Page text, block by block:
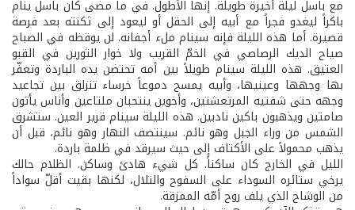
مع باسل ليلة أخيرة طويلة. إنها الأطول. في ما مضى كان باسل ينام
باكراً ليغدو فجراً مع أبيه إلى الحقل أو ليعود إلى ثكنته بعد فرصة
قصيرة. أما هذه الليلة فإنه سينام ملء أجفانه. لن يوقظه في الصباح
صياح الديك الرصاصي في الخمّ القريب ولا خوار الثورين في القبو
العتيق. هذه الليلة سينام طويلاً بين أمه تحتضن يده الباردة وتعفّر
بها وجهها وعينيها، وأبيه يمسح دموعاً خرساء تنزلق بين تجاعيد
وجهه حتى شفتيه المرتعشتين، وأخوين ينتحبان ملتاعين وأناس يأتون
صامتين ويذهبون باكين نادبين. هذه الليلة سينام قرير العين. ستشرق
الشمس من وراء الجبل وهو نائم. سينتصف النهار وهو نائم، قبل أن
يذهب محمولاً على الأكتاف إلى حيث سيرقد في ظلمة باردة.
الليل في الخارج كان ساكناً. كل شيء هادئ وساكن. الظلام حالك
يرخي ستائره السوداء على السفوح والتلال، لكنها بقيت أقلّ سواداً
من الوشاح الذي يلف روح أمّه الممزقة.